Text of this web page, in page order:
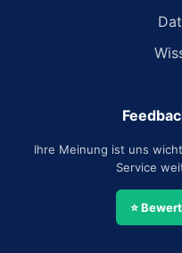
Ihre Meinung ist uns
Service
⭐